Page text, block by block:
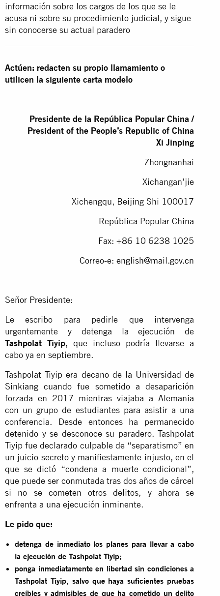
información sobre los cargos de los que se le
acusa ni sobre su procedimiento judicial, y sigue
sin conocerse su actual paradero
Actúen: redacten su propio llamamiento o
utilicen la siguiente carta modelo
Presidente de la República Popular China /
President of the People’s Republic of China
Xi Jinping
Zhongnanhai
Xichangan’jie
Xichengqu, Beijing Shi 100017
República Popular China
Fax: +86 10 6238 1025
Correo-e:english@mail.gov.cn
Señor Presidente:
Le escribo para pedirle que intervenga
urgentemente y detenga la ejecución de
Tashpolat Tiyip, que incluso podría llevarse a
cabo ya en septiembre.
Tashpolat Tiyip era decano de la Universidad de
Sinkiang cuando fue sometido a desaparición
forzada en 2017 mientras viajaba a Alemania
con un grupo de estudiantes para asistir a una
conferencia. Desde entonces ha permanecido
detenido y se desconoce su paradero. Tashpolat
Tiyip fue declarado culpable de “separatismo” en
un juicio secreto y manifiestamente injusto, en el
que se dictó “condena a muerte condicional”,
que puede ser conmutada tras dos años de cárcel
si no se cometen otros delitos, y ahora se
enfrenta a una ejecución inminente.
Le pido que:
detenga de inmediato los planes para llevar a cabo
la ejecución de Tashpolat Tiyip;
ponga inmediatamente en libertad sin condiciones a
Tashpolat Tiyip, salvo que haya suficientes pruebas
creíbles y admisibles de que ha cometido un delito